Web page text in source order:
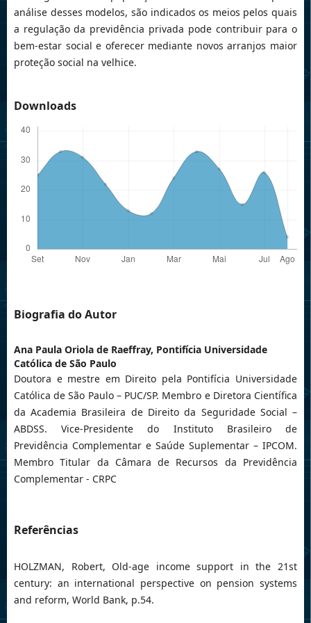
análise desses modelos, são indicados os meios pelos quais
a regulação da previdência privada pode contribuir para o
bem-estar social e oferecer mediante novos arranjos maior
proteção social na velhice.
Downloads
Biografia do Autor
Ana Paula Oriola de Raeffray, Pontifícia Universidade
Católica de São Paulo
Doutora e mestre em Direito pela Pontifícia Universidade
Católica de São Paulo – PUC/SP. Membro e Diretora Científica
da Academia Brasileira de Direito da Seguridade Social –
ABDSS. Vice-Presidente do Instituto Brasileiro de
Previdência Complementar e Saúde Suplementar – IPCOM.
Membro Titular da Câmara de Recursos da Previdência
Complementar - CRPC
Referências
HOLZMAN, Robert, Old-age income support in the 21st
century: an international perspective on pension systems
and reform, World Bank, p.54.